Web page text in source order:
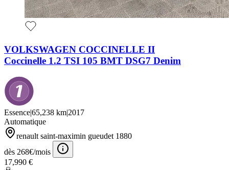
VOLKSWAGEN COCCINELLE II
Coccinelle 1.2 TSI 105 BMT DSG7 Denim
Essence|65,238 km|2017
Automatique
renault saint-maximin gueudet 1880
dès 268€/mois
17,990 €